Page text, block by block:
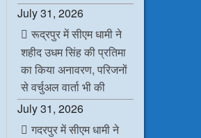
July 31, 2026
रूद्रपुर में सीएम धामी ने
शहीद उधम सिंह की प्रतिमा
का किया अनावरण, परिजनों
से वर्चुअल वार्ता भी की
July 31, 2026
गदरपुर में सीएम धामी ने